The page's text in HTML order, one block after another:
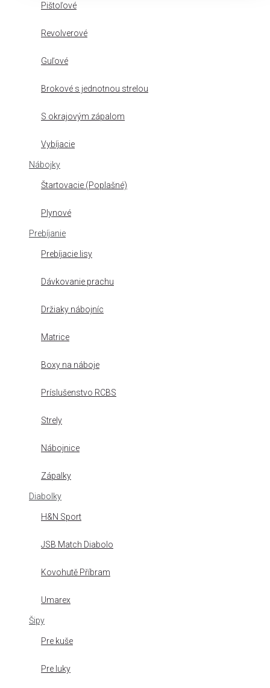
Pištoľové
Revolverové
Guľové
Brokové s jednotnou strelou
S okrajovým zápalom
Vybíjacie
Nábojky
Štartovacie (Poplašné)
Plynové
Prebíjanie
Prebíjacie lisy
Dávkovanie prachu
Držiaky nábojníc
Matrice
Boxy na náboje
Príslušenstvo RCBS
Strely
Nábojnice
Zápalky
Diabolky
H&N Sport
JSB Match Diabolo
Kovohutě Příbram
Umarex
Šipy
Pre kuše
Pre luky